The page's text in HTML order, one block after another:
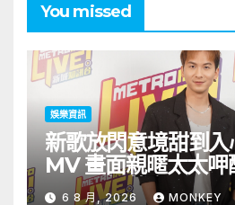
You missed
娛樂資訊
新歌放閃意境甜到
MV 畫面親暱太太呷
一日三場熱血
6 8 月, 2026 MONKEY